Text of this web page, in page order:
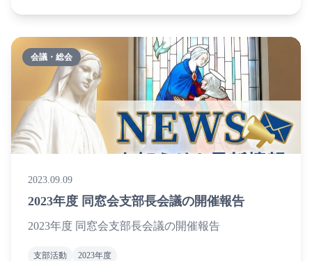
会議・総会
2023.09.09
2023年度 同窓会支部長会議の開催報告
2023年度 同窓会支部長会議の開催報告
支部活動 2023年度